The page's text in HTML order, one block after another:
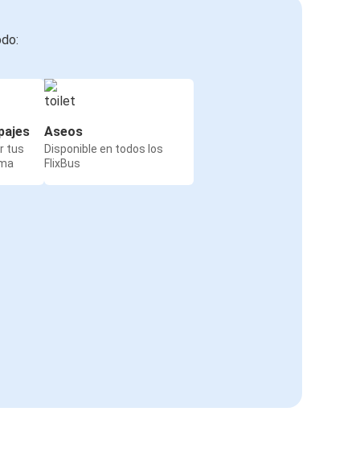
tus
Aseos
Disponible en todos los
FlixBus